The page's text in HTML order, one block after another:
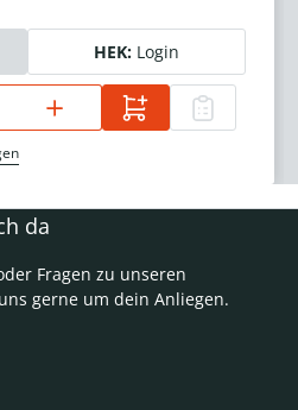
HEK: Login
da
Fragen zu unseren
gerne um dein Anliegen.